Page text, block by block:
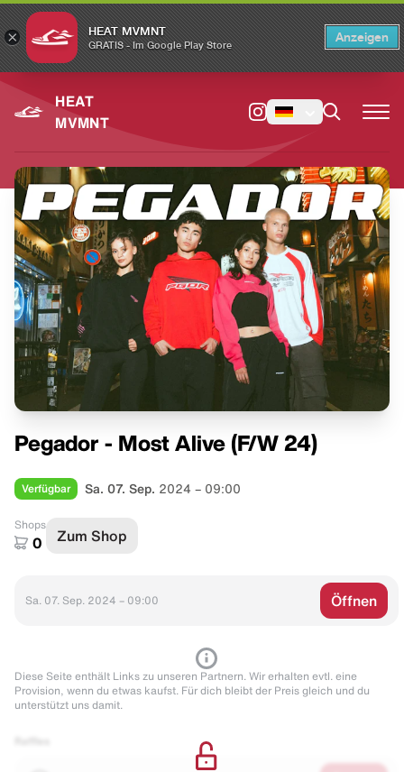
× HEAT MVMNT
GRATIS - Im Google Play Store
Anzeigen
HEAT
MVMNT
Pegador - Most Alive (F/W ´24)
Verfügbar Sa. 07. Sep. 2024 – 09:00
Shops
0 Zum Shop
Sa. 07. Sep. 2024 – 09:00 Öffnen
Diese Seite enthält Links zu unseren Partnern. Wir erhalten evtl. eine
Provision, wenn du etwas kaufst. Für dich bleibt der Preis gleich und du
unterstützt uns damit.
Switch to the English version? Switch ×